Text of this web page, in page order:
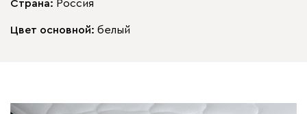
Страна: Россия
Цвет основной: белый